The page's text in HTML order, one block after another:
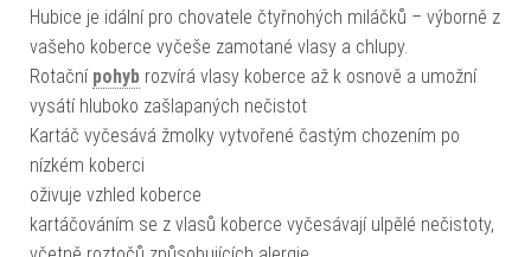
Hubice je idální pro chovatele čtyřnohých miláčků – výborně z
vašeho koberce vyčeše zamotané vlasy a chlupy.
Rotační pohyb rozvírá vlasy koberce až k osnově a umožní
vysátí hluboko zašlapaných nečistot
Kartáč vyčesává žmolky vytvořené častým chozením po
nízkém koberci
oživuje vzhled koberce
kartáčováním se z vlasů koberce vyčesávají ulpělé nečistoty,